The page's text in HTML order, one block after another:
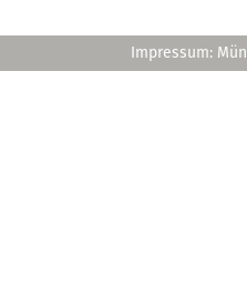
Impressum: